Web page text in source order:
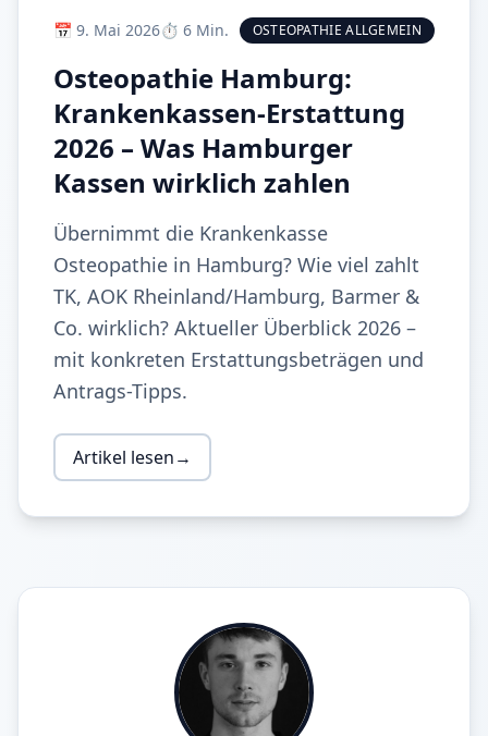
📅 9. Mai 2026⏱️ 6 Min. OSTEOPATHIE ALLGEMEIN
Osteopathie Hamburg:
Krankenkassen-Erstattung
2026 – Was Hamburger
Kassen wirklich zahlen
Übernimmt die Krankenkasse
Osteopathie in Hamburg? Wie viel zahlt
TK, AOK Rheinland/Hamburg, Barmer &
Co. wirklich? Aktueller Überblick 2026 –
mit konkreten Erstattungsbeträgen und
Antrags-Tipps.
Artikel lesen→